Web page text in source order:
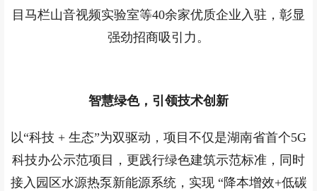
目马栏山音视频实验室等40余家优质企业入驻，彰显
强劲招商吸引力。
智慧绿色，引领技术创新
以“科技 + 生态”为双驱动，项目不仅是湖南省首个5G
科技办公示范项目，更践行绿色建筑示范标准，同时
接入园区水源热泵新能源系统，实现 “降本增效+低碳